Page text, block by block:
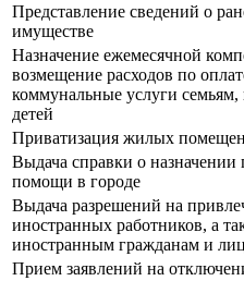
Представление сведений о
имуществе
Назначение ежемесячной
возмещение расходов по
коммунальные услуги
детей
Приватизация жилых
Выдача справки о назначении
помощи в городе
Выдача разрешений на
иностранных работников, а
иностранным гражданам и
Прием заявлений на